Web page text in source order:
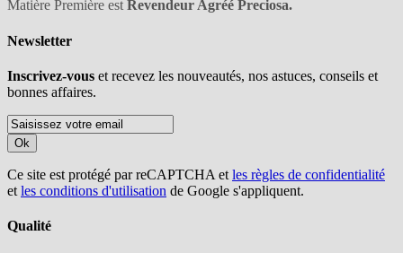
Matière Première est Revendeur Agréé Preciosa.
Newsletter
Inscrivez-vous et recevez les nouveautés, nos astuces, conseils et
bonnes affaires.
Ok
Ce site est protégé par reCAPTCHA et les règles de confidentialité
et les conditions d'utilisation de Google s'appliquent.
Qualité